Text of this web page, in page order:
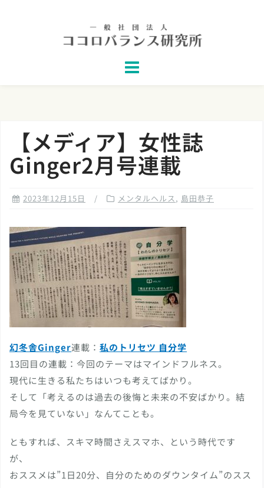
【メディア】女性誌
Ginger2月号連載
2023年12月15日 メンタルヘルス, 島田恭子
幻冬舎Ginger連載： 私のトリセツ 自分学
13回目の連載：今回のテーマはマインドフルネス。
現代に生きる私たちはいつも考えてばかり。
そして「考えるのは過去の後悔と未来の不安ばかり。結
局今を見ていない」なんてことも。
ともすれば、スキマ時間さえスマホ、という時代です
が、
おススメは”1日20分、自分のためのダウンタイム”のスス